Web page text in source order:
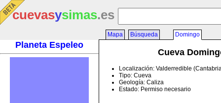
cuevasysimas.es
Planeta Espeleo
Mapa Búsqueda Domingo
Cueva
Localización: Valderredible
Tipo: Cueva
Geología: Caliza
Estado: Permiso necesario